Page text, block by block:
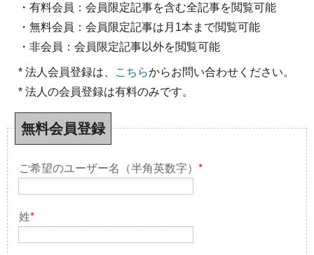
・有料会員：会員限定記事を含む全記事を閲覧可能
・無料会員：会員限定記事は月1本まで閲覧可能
・非会員：会員限定記事以外を閲覧可能
* 法人会員登録は、 こちらからお問い合わせください。
* 法人の会員登録は有料のみです。
無料会員登録
ご希望のユーザー名（半角英数字） *
姓*